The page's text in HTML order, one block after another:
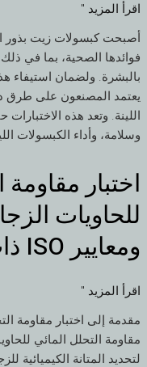
ضمان
مراقبة
الجودة
لكبسولات
الجيلاتين
اللينة
اقرأ المزيد "
أصبحت كبسولات زيت بذور
فوائدها الصحية، بما في
بالبشرة. ولضمان استيفاء
يعتمد المصنعون على طرق
اللينة. وتعد هذه
وسلامة، وأداء الكبسولات
اختبار مقاومة
للحاويات
ومعايير ISO ذات الصلة
اختبار
مقاومة
التحلل
للحاويات
فهم
ومعايير
ISO
اقرأ المزيد "
مقدمة إلى اختبار مقاومة
مقاومة التحلل المائي
لتحديد المتانة الكيميائية